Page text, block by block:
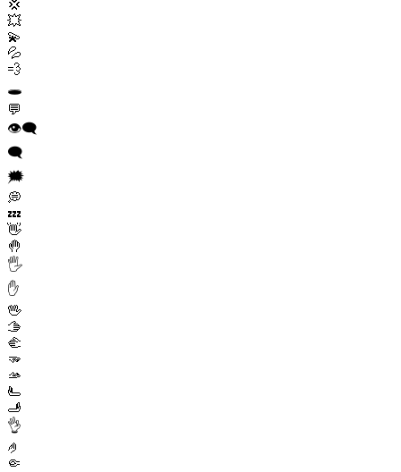
💢
💥
💫
💦
💨
🕳️
💬
👁️‍🗨️
🗨️
🗯️
💭
💤
👋
🤚
🖐️
✋
🖖
🫱
🫲
🫳
🫴
🫷
🫸
👌
🤌
🤏